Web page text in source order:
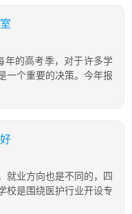
年的高考季，对于许多学
一个重要的决策。今年报
就业方向也是不同的，四
校是围绕医护行业开设专